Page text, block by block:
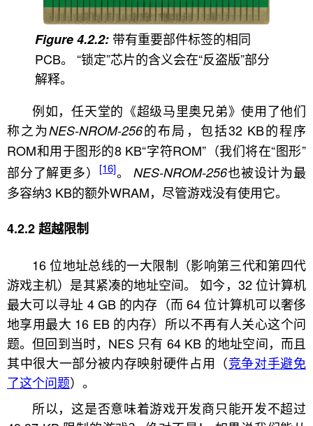
带有重要部件标签的相同
PCB。 “锁定”芯片的含义会在“反盗版”部分
解释。
例如，任天堂的《超级马里奥兄弟》使用了他们
称之为NES-NROM-256的布局，包括32 KB的程序
ROM和用于图形的8 KB“字符ROM”（我们将在“图形”
部分了解更多）
[16]。NES-NROM-256也被设计为最
多容纳3 KB的额外WRAM，尽管游戏没有使用它。
超越限制
16 位地址总线的一大限制（影响第三代和第四代
游戏主机）是其紧凑的地址空间。 如今，32 位计算机
最大可以寻址 4 GB 的内存（而 64 位计算机可以奢侈
地享用最大 16 EB 的内存）所以不再有人关心这个问
题。但回到当时，NES 只有 64 KB 的地址空间，而且
其中很大一部分被内存映射硬件占用（竞争对手避免
了这个问题）。
所以，这是否意味着游戏开发商只能开发不超过